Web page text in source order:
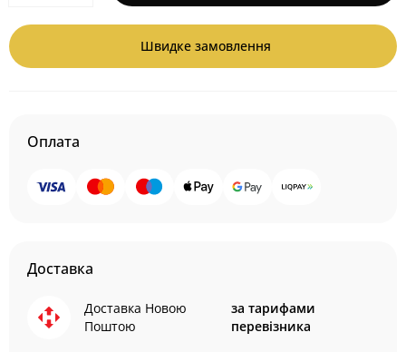
Швидке замовлення
Оплата
Доставка
Доставка Новою
Поштою
за тарифами
перевізника